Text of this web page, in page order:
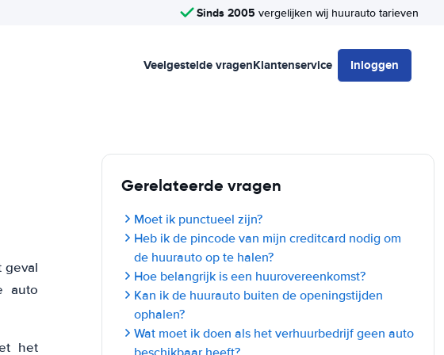
Sinds 2005 vergelijken wij huurauto tarieven
Veelgestelde vragenKlantenservice Inloggen
geval
auto
het
Gerelateerde vragen
Moet ik punctueel zijn?
Heb ik de pincode van mijn creditcard nodig om
de huurauto op te halen?
Hoe belangrijk is een huurovereenkomst?
Kan ik de huurauto buiten de openingstijden
ophalen?
Wat moet ik doen als het verhuurbedrijf geen auto